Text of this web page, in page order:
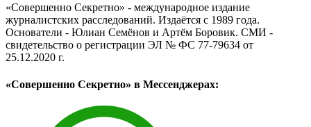
«Совершенно Секретно» - международное издание
журналистских расследований. Издаётся с 1989 года.
Основатели - Юлиан Семёнов и Артём Боровик. CМИ -
свидетельство о регистрации ЭЛ № ФС 77-79634 от
25.12.2020 г.
«Совершенно Секретно» в Мессенджерах: